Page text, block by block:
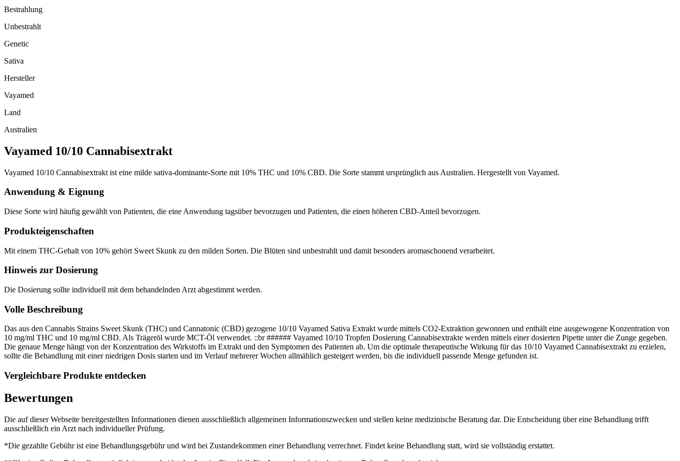
Bestrahlung
Unbestrahlt
Genetic
Sativa
Hersteller
Vayamed
Land
Australien
Vayamed 10/10 Cannabisextrakt
Vayamed 10/10 Cannabisextrakt ist eine milde sativa-dominante-Sorte mit 10% THC und 10% CBD. Die Sorte stammt ursprünglich aus Australien. Hergestellt von Vayamed.
Anwendung & Eignung
Diese Sorte wird häufig gewählt von Patienten, die eine Anwendung tagsüber bevorzugen und Patienten, die einen höheren CBD-Anteil bevorzugen.
Produkteigenschaften
Mit einem THC-Gehalt von 10% gehört Sweet Skunk zu den milden Sorten. Die Blüten sind unbestrahlt und damit besonders aromaschonend verarbeitet.
Hinweis zur Dosierung
Die Dosierung sollte individuell mit dem behandelnden Arzt abgestimmt werden.
Volle Beschreibung
Das aus den Cannabis Strains Sweet Skunk (THC) und Cannatonic (CBD) gezogene 10/10 Vayamed Sativa Extrakt wurde mittels CO2-Extraktion gewonnen und enthält eine ausgewogene Konzentration von
10 mg/ml THC und 10 mg/ml CBD. Als Trägeröl wurde MCT-Öl verwendet. ::br ###### Vayamed 10/10 Tropfen Dosierung Cannabisextrakte werden mittels einer dosierten Pipette unter die Zunge gegeben.
Die genaue Menge hängt von der Konzentration des Wirkstoffs im Extrakt und den Symptomen des Patienten ab. Um die optimale therapeutische Wirkung für das 10/10 Vayamed Cannabisextrakt zu erzielen,
sollte die Behandlung mit einer niedrigen Dosis starten und im Verlauf mehrerer Wochen allmählich gesteigert werden, bis die individuell passende Menge gefunden ist.
Vergleichbare Produkte entdecken
Bewertungen
Die auf dieser Webseite bereitgestellten Informationen dienen ausschließlich allgemeinen Informationszwecken und stellen keine medizinische Beratung dar. Die Entscheidung über eine Behandlung trifft
ausschließlich ein Arzt nach individueller Prüfung.
*Die gezahlte Gebühr ist eine Behandlungsgebühr und wird bei Zustandekommen einer Behandlung verrechnet. Findet keine Behandlung statt, wird sie vollständig erstattet.